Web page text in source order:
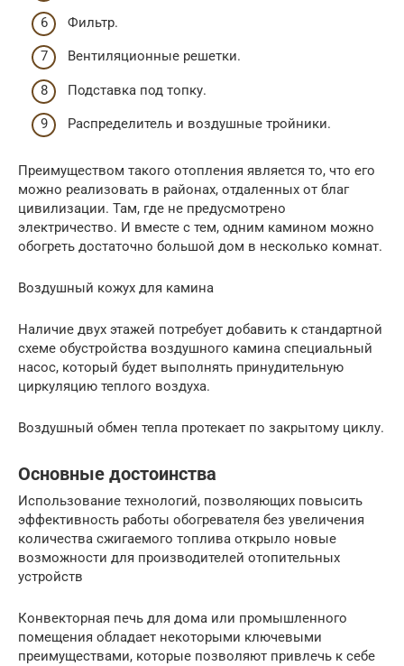
Фильтр.
Вентиляционные решетки.
Подставка под топку.
Распределитель и воздушные тройники.
Преимуществом такого отопления является то, что его
можно реализовать в районах, отдаленных от благ
цивилизации. Там, где не предусмотрено
электричество. И вместе с тем, одним камином можно
обогреть достаточно большой дом в несколько комнат.
Воздушный кожух для камина
Наличие двух этажей потребует добавить к стандартной
схеме обустройства воздушного камина специальный
насос, который будет выполнять принудительную
циркуляцию теплого воздуха.
Воздушный обмен тепла протекает по закрытому циклу.
Основные достоинства
Использование технологий, позволяющих повысить
эффективность работы обогревателя без увеличения
количества сжигаемого топлива открыло новые
возможности для производителей отопительных
устройств
Конвекторная печь для дома или промышленного
помещения обладает некоторыми ключевыми
преимуществами, которые позволяют привлечь к себе